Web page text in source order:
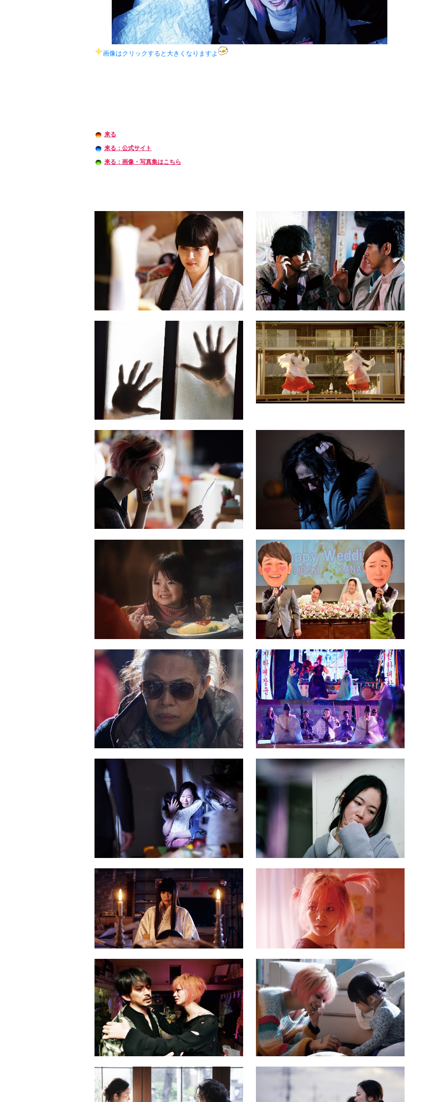
画像はクリックすると大きくなりますよ
来る
来る：公式サイト
来る：画像・写真集はこちら